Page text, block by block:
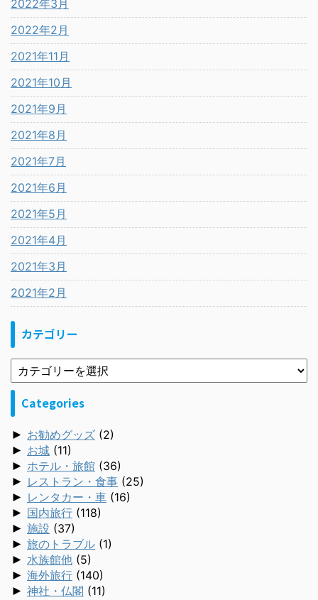
2022年3月
2022年2月
2021年11月
2021年10月
2021年9月
2021年8月
2021年7月
2021年6月
2021年5月
2021年4月
2021年3月
2021年2月
カテゴリー
Categories
► お勧めグッズ (2)
► お城 (11)
► ホテル・旅館 (36)
► レストラン・食事 (25)
► レンタカー・車 (16)
► 国内旅行 (118)
► 施設 (37)
► 旅のトラブル (1)
► 水族館他 (5)
► 海外旅行 (140)
► 神社・仏閣 (11)